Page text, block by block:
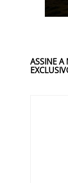
ASSINE A